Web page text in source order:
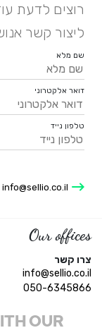
רוצים לדעת
ליצור קשר
שם מלא
דואר אלקטרוני
טלפון נייד
info@sellio.co.il
Our offices
צרו קשר
info@sellio.co.il
050-6345866
OUR